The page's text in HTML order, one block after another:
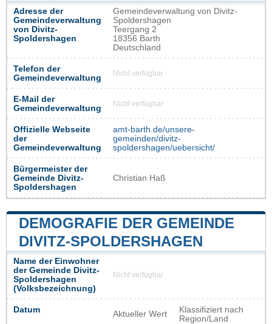
Adresse der
Gemeindeverwaltung
von Divitz-
Spoldershagen
Gemeindeverwaltung von Divitz-
Spoldershagen
Teergang 2
18356 Barth
Deutschland
Telefon der
Gemeindeverwaltung
Nicht verfügbar
E-Mail der
Gemeindeverwaltung
Nicht verfügbar
Offizielle Webseite
der
Gemeindeverwaltung
amt-barth.de/unsere-
gemeinden/divitz-
spoldershagen/uebersicht/
Bürgermeister der
Gemeinde Divitz-
Spoldershagen
Christian Haß
DEMOGRAFIE DER GEMEINDE
DIVITZ-SPOLDERSHAGEN
Name der Einwohner
der Gemeinde Divitz-
Spoldershagen
(Volksbezeichnung)
Nicht verfügbar
Datum Aktueller Wert
Klassifiziert nach
Region/Land